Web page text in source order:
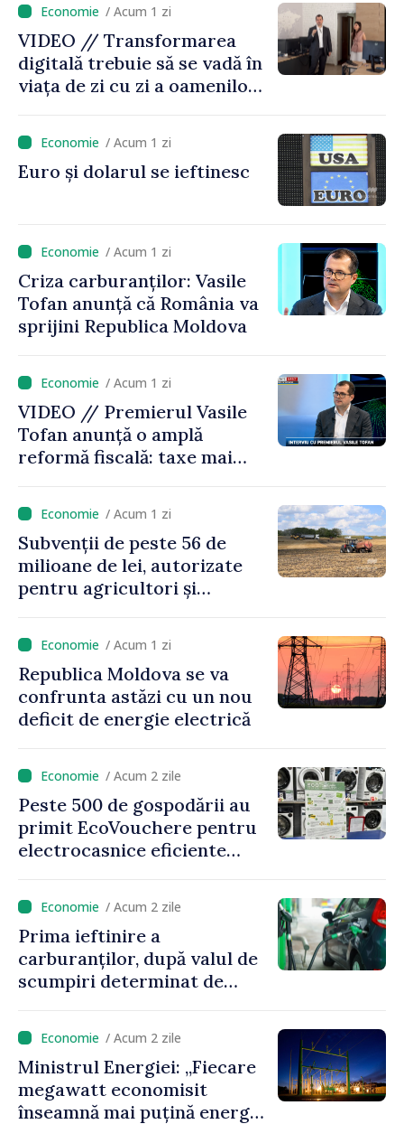
/ Acum 1 zi
VIDEO // Transformarea
digitală trebuie să se vadă în
viața de zi cu zi a oamenilor
funcționează economia:
premierul Vasile Tofan, în
vizită la AGE
/ Acum 1 zi
Euro și dolarul se ieftinesc
/ Acum 1 zi
Criza carburanților: Vasile
Tofan anunță că România va
sprijini Republica Moldova
/ Acum 1 zi
VIDEO // Premierul Vasile
Tofan anunță o amplă
reformă fiscală: taxe mai
mari pentru bănci, tutun și
jocurile de noroc
/ Acum 1 zi
Subvenții de peste 56 de
milioane de lei, autorizate
pentru agricultori și
rurală în luna iulie
/ Acum 1 zi
Republica Moldova se va
confrunta astăzi cu un nou
deficit de energie electrică
/ Acum 2 zile
Peste 500 de gospodării au
primit EcoVouchere pentru
electrocasnice eficiente
/ Acum 2 zile
Prima ieftinire a
carburanților, după valul de
scumpiri determinat de
anunță prețuri mai mici la
benzină și motorină
/ Acum 2 zile
Ministrul Energiei: „Fiecare
megawatt economisit
înseamnă mai puțină energie